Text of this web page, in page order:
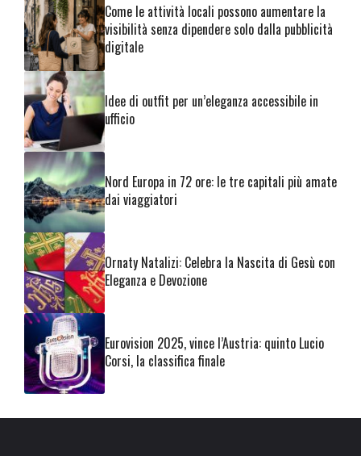
Come le attività locali possono aumentare la
visibilità senza dipendere solo dalla pubblicità
digitale
Idee di outfit per un’eleganza accessibile in
ufficio
Nord Europa in 72 ore: le tre capitali più amate
dai viaggiatori
Ornaty Natalizi: Celebra la Nascita di Gesù con
Eleganza e Devozione
Eurovision 2025, vince l’Austria: quinto Lucio
Corsi, la classifica finale